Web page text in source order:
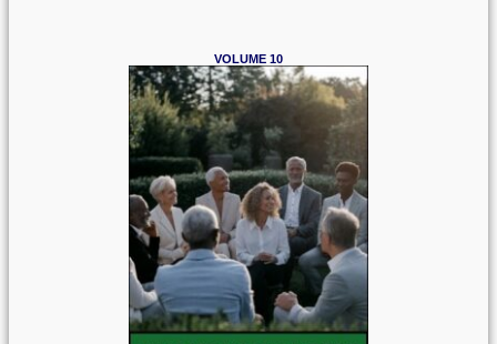
VOLUME 10